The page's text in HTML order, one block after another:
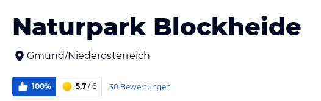
Naturpark Blockheide
Gmünd/Niederösterreich
100% 5,7 / 6 30 Bewertungen